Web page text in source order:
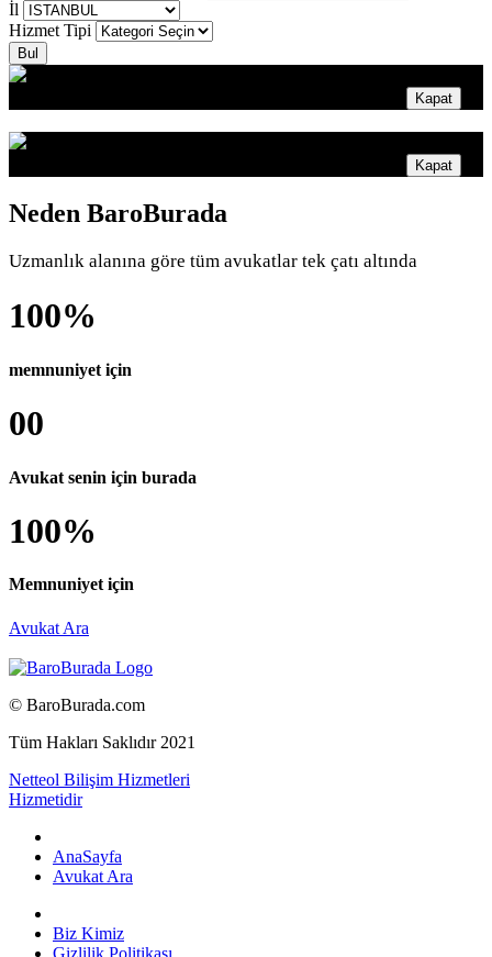
İl
Hizmet Tipi
Bul
Kapat
Kapat
Neden BaroBurada
Uzmanlık alanına göre tüm avukatlar tek çatı altında
100%
memnuniyet için
00
Avukat senin için burada
100%
Memnuniyet için
Avukat Ara
© BaroBurada.com
Tüm Hakları Saklıdır 2021
Netteol Bilişim Hizmetleri
Hizmetidir
AnaSayfa
Avukat Ara
Biz Kimiz
Gizlilik Politikası